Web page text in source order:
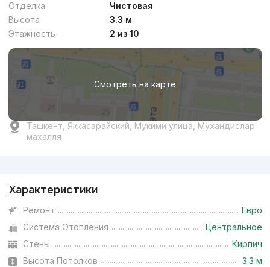
Отделка
Чистовая
Высота
3.3 м
Этажность
2 из 10
Смотреть на карте
Ташкент, Яккасарайский, Мукими улица, Мухандислар
махалля
Характеристики
Ремонт
Евро
Система Отопления
Центральное
Стены
Кирпич
Высота Потолков
3.3 м